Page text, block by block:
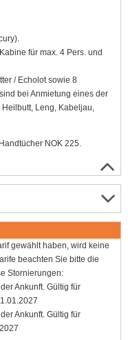
für max. 4 Pers. und
/ Echolot sowie 8
bei Anmietung eines der
Heilbutt, Leng, Kabeljau,
NOK 225.
gewählt haben, wird keine
beachten Sie bitte die
Stornierungen:
Ankunft. Gültig für
Ankunft. Gültig für